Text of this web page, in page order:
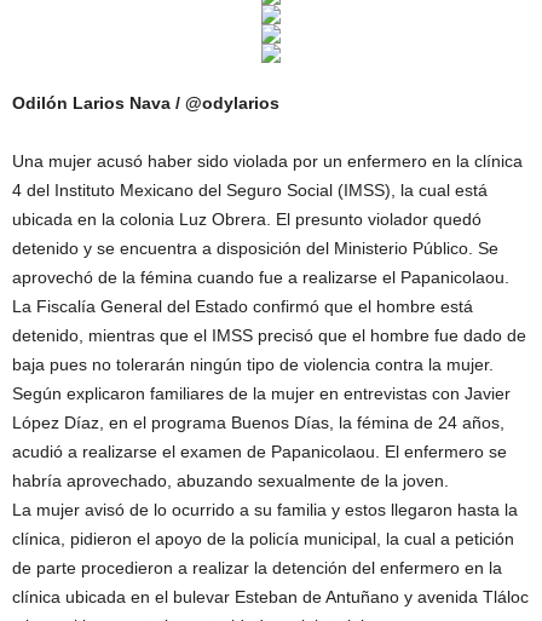
Odilón Larios Nava / @odylarios
Una mujer acusó haber sido violada por un enfermero en la clínica
4 del Instituto Mexicano del Seguro Social (IMSS), la cual está
ubicada en la colonia Luz Obrera. El presunto violador quedó
detenido y se encuentra a disposición del Ministerio Público. Se
aprovechó de la fémina cuando fue a realizarse el Papanicolaou.
La Fiscalía General del Estado confirmó que el hombre está
detenido, mientras que el IMSS precisó que el hombre fue dado de
baja pues no tolerarán ningún tipo de violencia contra la mujer.
Según explicaron familiares de la mujer en entrevistas con Javier
López Díaz, en el programa Buenos Días, la fémina de 24 años,
acudió a realizarse el examen de Papanicolaou. El enfermero se
habría aprovechado, abuzando sexualmente de la joven.
La mujer avisó de lo ocurrido a su familia y estos llegaron hasta la
clínica, pidieron el apoyo de la policía municipal, la cual a petición
de parte procedieron a realizar la detención del enfermero en la
clínica ubicada en el bulevar Esteban de Antuñano y avenida Tláloc